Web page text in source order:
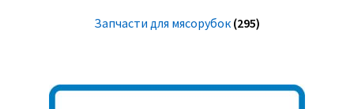
Запчасти для мясорубок (295)